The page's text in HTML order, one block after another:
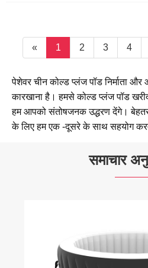
« 1 2 3 4
पेशेवर चीन कोल्ड प्लंज पॉड निर्माता और
कारखाना है। हमसे कोल्ड प्लंज पॉड
हम आपको संतोषजनक उद्धरण देंगे।
के लिए हम एक -दूसरे के साथ सहयोग
समाचार